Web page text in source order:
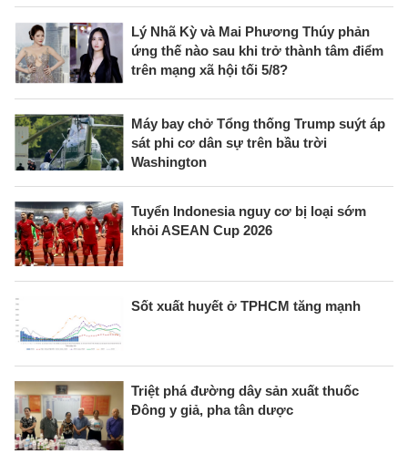
Lý Nhã Kỳ và Mai Phương Thúy phản
ứng thế nào sau khi trở thành tâm điểm
trên mạng xã hội tối 5/8?
Máy bay chở Tổng thống Trump suýt áp
sát phi cơ dân sự trên bầu trời
Washington
Tuyển Indonesia nguy cơ bị loại sớm
khỏi ASEAN Cup 2026
Sốt xuất huyết ở TPHCM tăng mạnh
Triệt phá đường dây sản xuất thuốc
Đông y giả, pha tân dược